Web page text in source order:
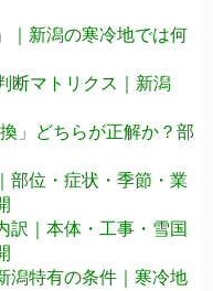
｜新潟の寒冷地では何
断マトリクス｜新潟
」どちらが正解か？部
部位・症状・季節・業
訳｜本体・工事・雪国
潟特有の条件｜寒冷地